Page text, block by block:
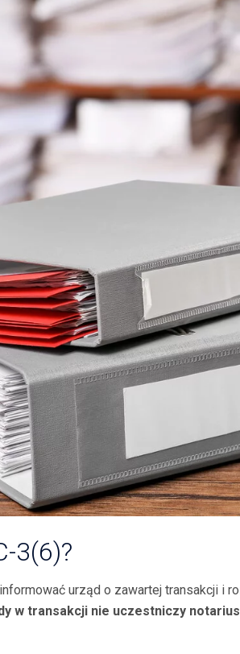
3(6)?
urząd o zawartej transakcji i
w transakcji nie uczestniczy